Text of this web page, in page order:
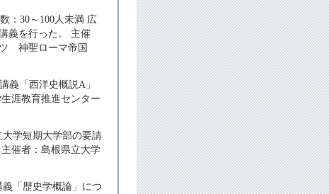
：30～100人未満 広
義を行った。 主催
ツ 神聖ローマ帝国
義「西洋史概説A」
涯教育推進センター
学短期大学部の要請
催者：島根県立大学
「歴史学概論」につ